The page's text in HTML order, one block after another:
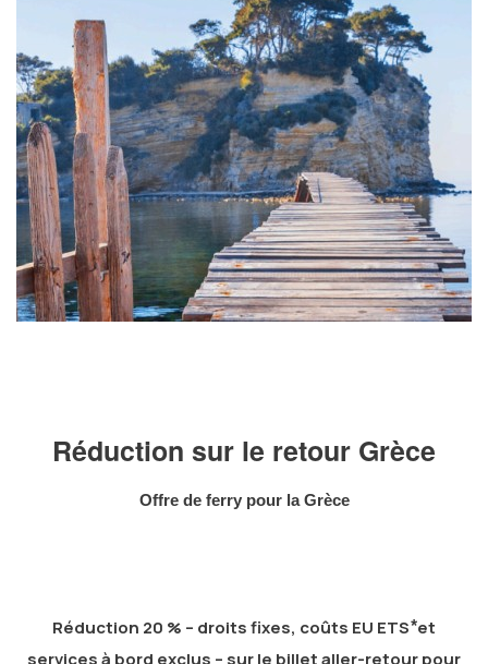
Réduction sur le retour Grèce
Offre de ferry pour la Grèce
Réduction 20 % – droits fixes, coûts EU ETS ⃰ et
services à bord exclus – sur le billet aller-retour pour